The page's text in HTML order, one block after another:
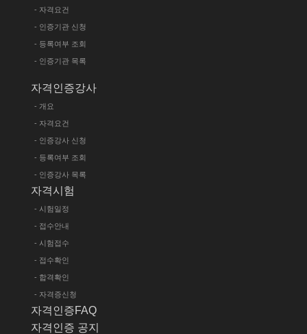
- 자격요건
- 인증기관 신청
- 등록여부 조회
- 인증기관 목록
자격인증강사
- 개요
- 자격요건
- 인증강사 신청
- 등록여부 조회
- 인증강사 목록
자격시험
- 시험일정
- 접수안내
- 시험접수
- 접수확인
- 합격확인
- 자격증신청
자격인증FAQ
자격인증 공지